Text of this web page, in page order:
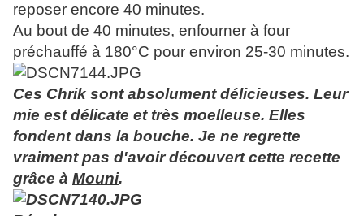
reposer encore 40 minutes.
Au bout de 40 minutes, enfourner à four
préchauffé à 180°C pour environ 25-30 minutes.
Ces Chrik sont absolument délicieuses. Leur
mie est délicate et très moelleuse. Elles
fondent dans la bouche. Je ne regrette
vraiment pas d'avoir découvert cette recette
grâce à Mouni.